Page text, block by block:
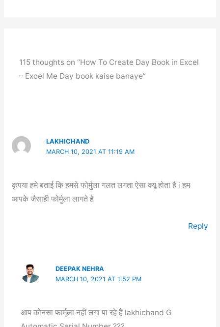
115 thoughts on “How To Create Day Book in Excel
– Excel Me Day book kaise banaye”
LAKHICHAND
MARCH 10, 2021 AT 11:19 AM
कृपया हमे बताई कि हमसे फोर्मुला गलत लगता ऐसा क्यू होता है i हम
आपके जैसाही फोर्मुला लागते है
Reply
DEEPAK NEHRA
MARCH 10, 2021 AT 1:52 PM
आप कोनसा फार्मूला नहीं लगा पा रहे हैं lakhichand G